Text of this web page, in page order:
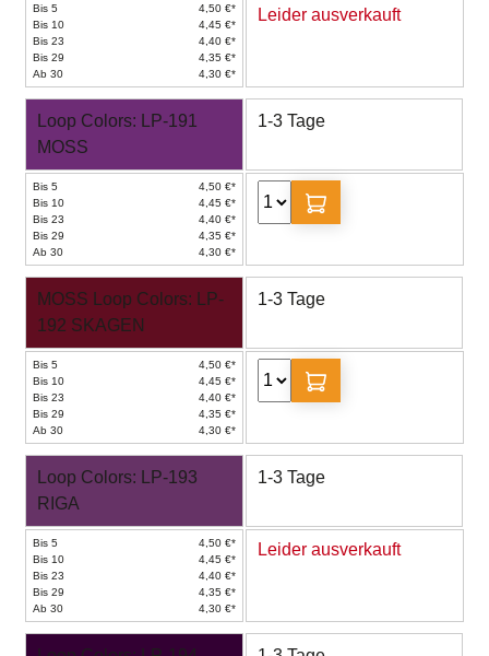
Bis 5
4,50 €*
Bis 10
4,45 €*
Bis 23
4,40 €*
Bis 29
4,35 €*
Ab 30
4,30 €*
Leider ausverkauft
Loop Colors: LP-191
MOSS
1-3 Tage
Bis 5
4,50 €*
Bis 10
4,45 €*
Bis 23
4,40 €*
Bis 29
4,35 €*
Ab 30
4,30 €*
MOSS Loop Colors: LP-
192 SKAGEN
1-3 Tage
Bis 5
4,50 €*
Bis 10
4,45 €*
Bis 23
4,40 €*
Bis 29
4,35 €*
Ab 30
4,30 €*
Loop Colors: LP-193
RIGA
1-3 Tage
Bis 5
4,50 €*
Bis 10
4,45 €*
Bis 23
4,40 €*
Bis 29
4,35 €*
Ab 30
4,30 €*
Leider ausverkauft